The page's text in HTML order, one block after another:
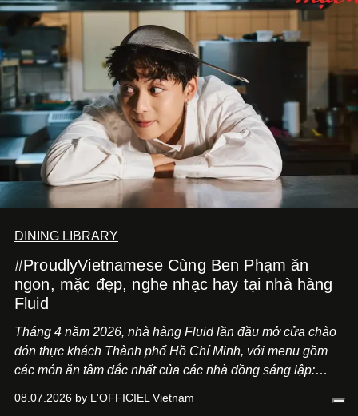
DINING LIBRARY
#ProudlyVietnamese Cùng Ben Phạm ăn
ngon, mặc đẹp, nghe nhạc hay tại nhà hàng
Fluid
Tháng 4 năm 2026, nhà hàng Fluid lần đầu mở cửa chào
đón thực khách Thành phố Hồ Chí Minh, với menu gồm
các món ăn tâm đắc nhất của các nhà đồng sáng lập:
món ăn đa dạng từ Á đến Âu nhanh chóng được yêu thích
08.07.2026 by L'OFFICIEL Vietnam